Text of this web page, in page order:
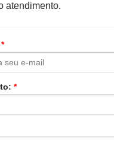
atendimento.
*
*